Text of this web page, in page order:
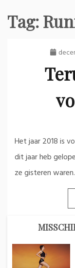
Tag:
Het jaar 2018 is
dit jaar heb
ze gisteren